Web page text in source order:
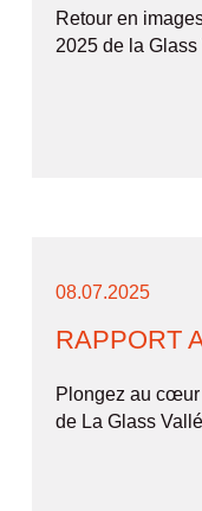
Retour en
2025 de la Glass
08.07.2025
RAPPORT
Plongez au cœur
de La Glass